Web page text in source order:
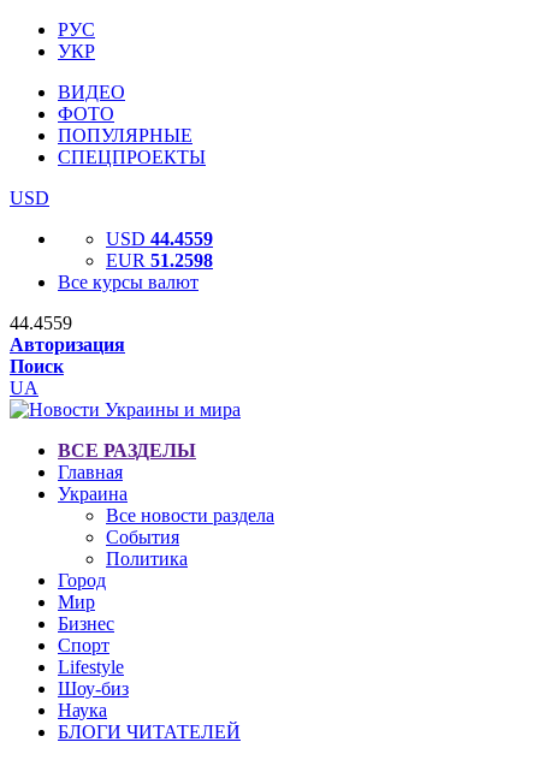
РУС
УКР
ВИДЕО
ФОТО
ПОПУЛЯРНЫЕ
СПЕЦПРОЕКТЫ
USD
USD 44.4559
EUR 51.2598
Все курсы валют
44.4559
Авторизация
Поиск
UA
ВСЕ РАЗДЕЛЫ
Главная
Украина
Все новости раздела
События
Политика
Город
Мир
Бизнес
Спорт
Lifestyle
Шоу-биз
Наука
БЛОГИ ЧИТАТЕЛЕЙ